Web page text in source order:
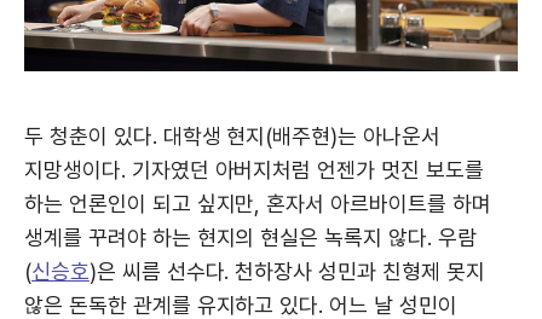
두 청춘이 있다. 대학생 현지(배주현)는 아나운서
지망생이다. 기자였던 아버지처럼 언젠가 멋진 보도를
하는 언론인이 되고 싶지만, 혼자서 아르바이트를 하며
생계를 꾸려야 하는 현지의 현실은 녹록지 않다. 우람
(신승호)은 씨름 선수다. 천하장사 성민과 친형제 못지
않은 돈독한 관계를 유지하고 있다. 어느 날 성민이